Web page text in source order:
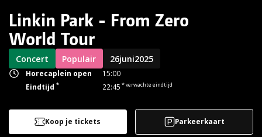
Linkin Park - From Zero
World Tour
Concert Populair 26juni2025
Horecaplein open
15:00
Eindtijd* 22:45 * verwachte eindtijd
Koop je tickets Parkeerkaart